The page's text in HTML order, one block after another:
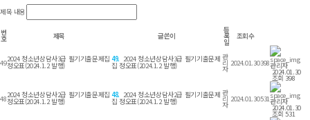
제목 내용
번
호 제목 글쓴이
등
록
일
조회수
492024 청소년상담사3급 필기기출문제집
정오표(2024.1.2 발행)
49. 2024 청소년상담사3급 필기기출문제
집 정오표(2024.1.2 발행)
관
리
자
2024.01.30398관리자
2024.01.30
조회 398
482024 청소년상담사2급 필기기출문제집
정오표(2024.1.2 발행)
48. 2024 청소년상담사2급 필기기출문제
집 정오표(2024.1.2 발행)
관
리
자
2024.01.30531관리자
2024.01.30
조회 531